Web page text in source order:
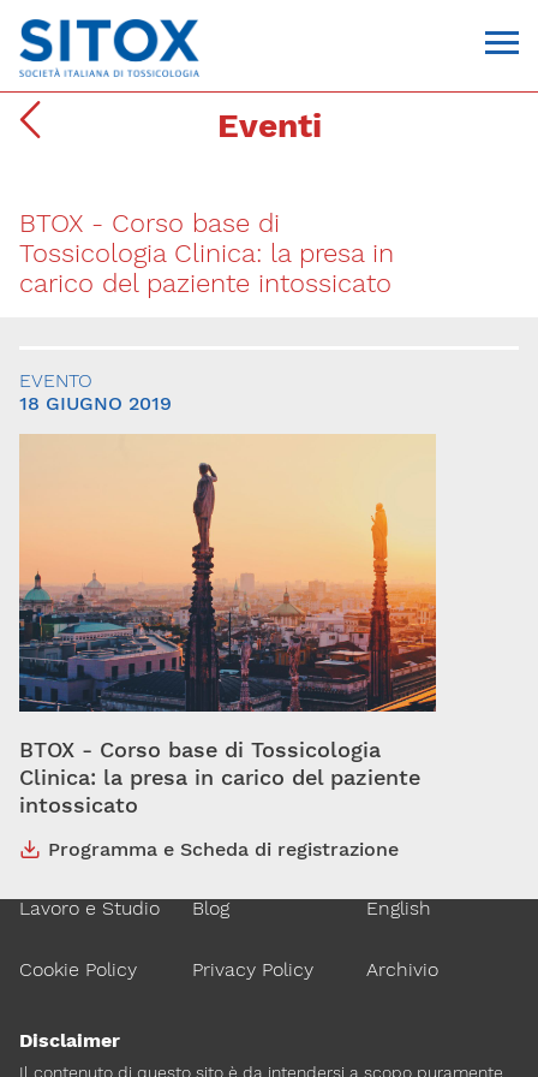
20129, Milano
C.F. 96330980580
segreteria@sitox.org
CONTATTACI
Eventi
BTOX - Corso base di
Tossicologia Clinica: la presa in
carico del paziente intossicato
EVENTO
18 GIUGNO 2019
BTOX - Corso base di Tossicologia
Clinica: la presa in carico del paziente
intossicato
Programma e Scheda di registrazione
Via Giovanni Pascoli, 3
20129, Milano
C.F. 96330980580
P.I. 06792491000
Codice SDI: M5UXCR1
T. 02-29520311
M.Segreteria@sitox.org
Link utili
La Società
Documenti Eventi
Lavoro e Studio Blog English
Cookie Policy Privacy Policy Archivio
Disclaimer
Il contenuto di questo sito è da intendersi a scopo puramente